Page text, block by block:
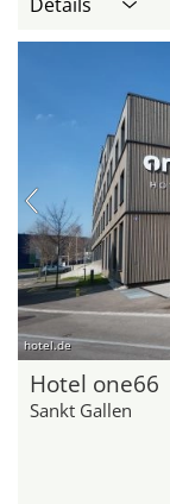
hotel.de
Hotel one66
Sankt Gallen